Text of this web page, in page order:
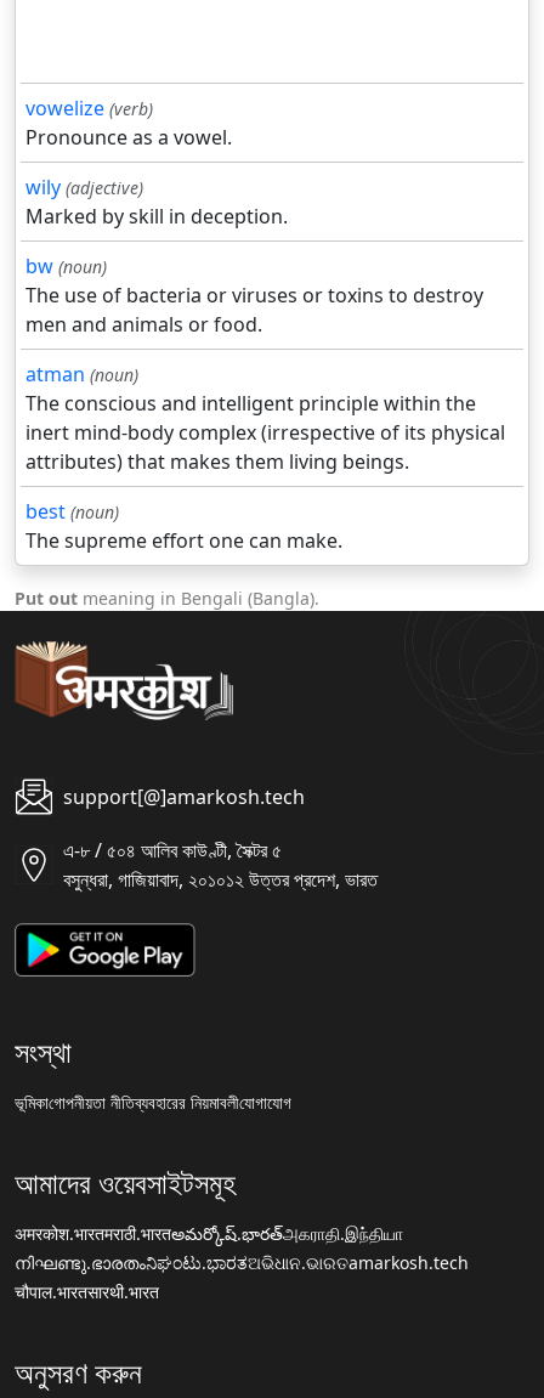
vowelize (verb)
Pronounce as a vowel.
wily (adjective)
Marked by skill in deception.
bw (noun)
The use of bacteria or viruses or toxins to destroy
men and animals or food.
atman (noun)
The conscious and intelligent principle within the
inert mind-body complex (irrespective of its physical
attributes) that makes them living beings.
best (noun)
The supreme effort one can make.
Put out meaning in Bengali (Bangla).
support[@]amarkosh.tech
এ-৮ / ৫০৪ আলিব কাউণ্টী, সৈক্টর ৫
বসুন্ধরা, গাজিয়াবাদ, ২০১০১২ উত্তর প্রদেশ, ভারত
সংস্থা
ভূমিকাগোপনীয়তা নীতিব্যবহারের নিয়মাবলীযোগাযোগ
আমাদের ওয়েবসাইটসমূহ
अमरकोश.भारतमराठी.भारतఅమర్కోష్.భారత్அகராதி.இந்தியா
നിഘണ്ടു.ഭാരതംನಿಘಂಟು.ಭಾರತଅଭିଧାନ.ଭାରତamarkosh.tech
चौपाल.भारतसारथी.भारत
অনুসরণ করুন